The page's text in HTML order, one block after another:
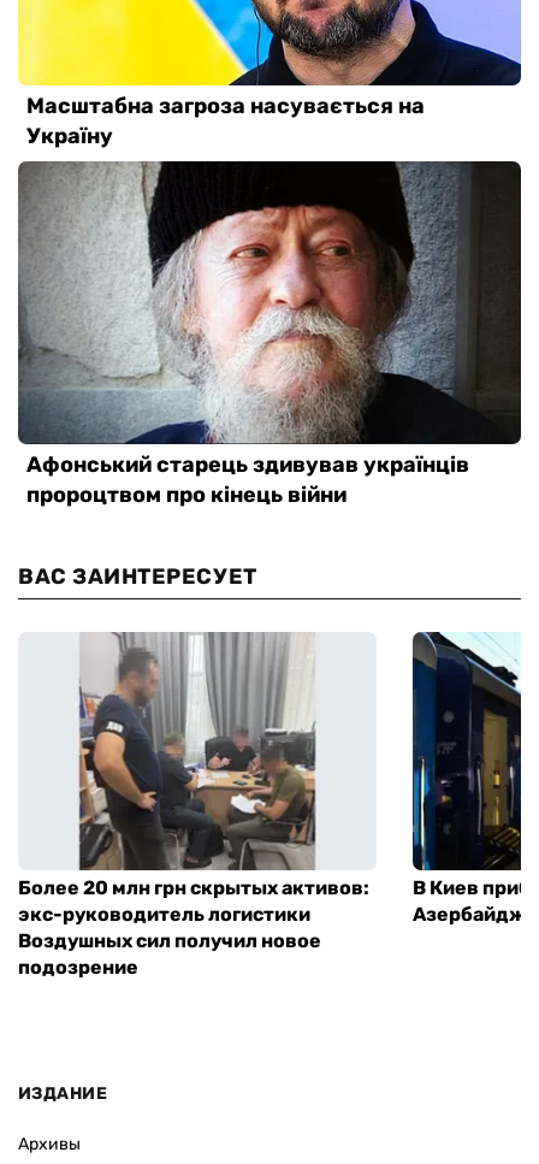
ВАС ЗАИНТЕРЕСУЕТ
Более 20 млн грн скрытых активов:
экс-руководитель логистики
Воздушных сил получил новое
подозрение
В Киев
ИЗДАНИЕ
Архивы